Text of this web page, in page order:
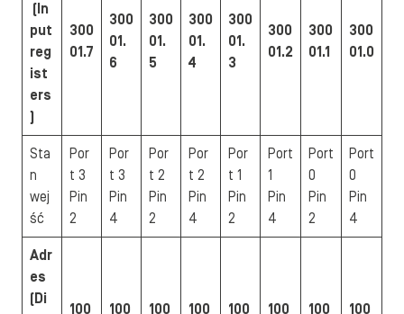
(In
put
reg
ist
ers
)
300
01.7
300
01.
6
300
01.
5
300
01.
4
300
01.
3
300
01.2
300
01.1
300
01.0
Sta
n
wej
ść
Por
t 3
Pin
2
Por
t 3
Pin
4
Por
t 2
Pin
2
Por
t 2
Pin
4
Por
t 1
Pin
2
Port
1
Pin
4
Port
0
Pin
2
Port
0
Pin
4
Adr
es
(Di
100
100
100
100
100
100
100
100